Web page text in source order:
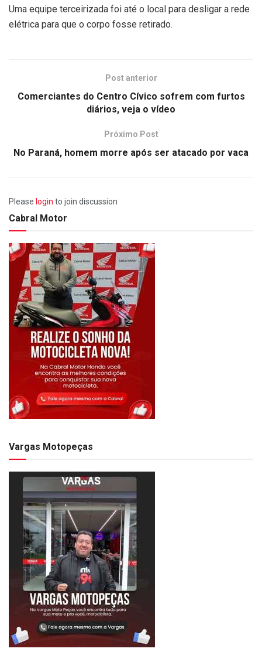
Uma equipe terceirizada foi até o local para desligar a rede
elétrica para que o corpo fosse retirado.
Post anterior
Comerciantes do Centro Cívico sofrem com furtos
diários, veja o vídeo
Próximo Post
No Paraná, homem morre após ser atacado por vaca
Please login to join discussion
Cabral Motor
Vargas Motopeças